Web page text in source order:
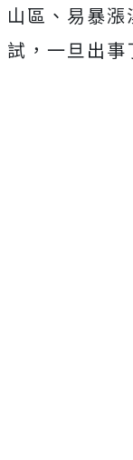
山區、易暴
試，一旦出事